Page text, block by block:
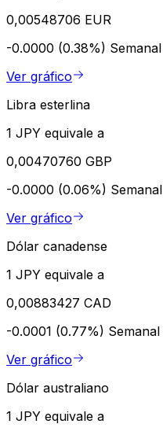
0,00548706 EUR
-0.0000 (0.38%) Semanal
Ver gráfico
Libra esterlina
1 JPY equivale a
0,00470760 GBP
-0.0000 (0.06%) Semanal
Ver gráfico
Dólar canadense
1 JPY equivale a
0,00883427 CAD
-0.0001 (0.77%) Semanal
Ver gráfico
Dólar australiano
1 JPY equivale a